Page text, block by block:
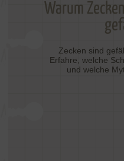
Warum
Zecken sind
Erfahre, welche
und welche